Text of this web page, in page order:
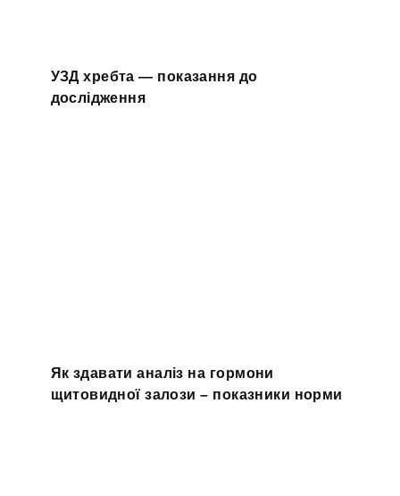
УЗД хребта — показання до
дослідження
Як здавати аналіз на гормони
щитовидної залози – показники норми